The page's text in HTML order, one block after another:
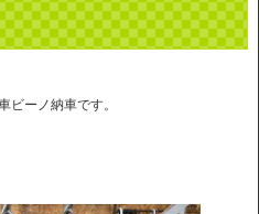
ビーノ納車です。